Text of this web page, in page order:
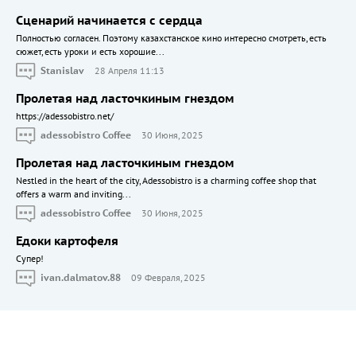
Сценарий начинается с сердца
Полностью согласен. Поэтому казахстанское кино интересно смотреть, есть
сюжет, есть уроки и есть хорошие...
Stanislav
28 Апреля 11:13
Пролетая над ласточкиным гнездом
https://adessobistro.net/
adessobistro Coffee
30 Июня, 2025
Пролетая над ласточкиным гнездом
Nestled in the heart of the city, Adessobistro is a charming coffee shop that
offers a warm and inviting...
adessobistro Coffee
30 Июня, 2025
Едоки картофеля
Cупер!
ivan.dalmatov.88
09 Февраля, 2025